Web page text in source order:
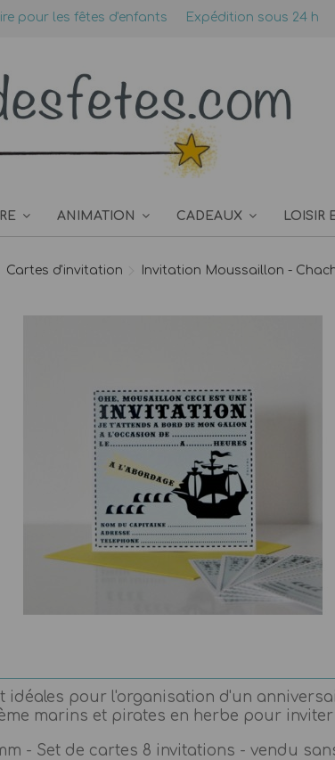
pour les fêtes d'enfants Expédition sous 24 h
ANIMATION CADEAUX LOISIR
Cartes d'invitation Invitation Moussaillon -
idéales pour l'organisation d'un
marins et pirates en herbe pour
- Set de cartes 8 invitations - vendu